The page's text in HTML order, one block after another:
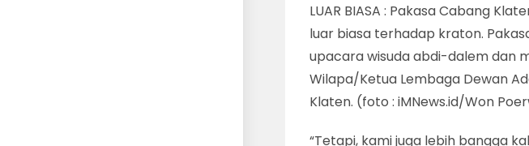
LUAR BIASA : Pakasa Cabang
luar biasa terhadap kraton.
upacara wisuda abdi-dalem dan
Wilapa/Ketua Lembaga Dewan
Klaten. (foto : iMNews.id/Won
“Tetapi, kami juga lebih bangga